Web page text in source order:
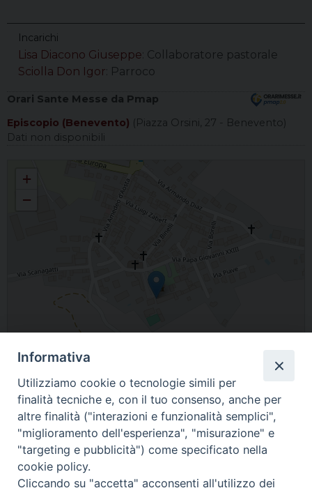
Incarichi
Lisa Diacono Giuseppe : Collaboratore pastorale
Sciolla Don Igor : Parroco
Orari Sante Messe da Pmap
Episcopio (Benevento) (Piazza Orsini, 27 - Benevento)
Dati non disponibili
+
−
Leaflet| Map data ©OpenStreetMapcontributors
Piazza Tommaso Villa, 10, Valfenera, AT, Italia
Informativa
Utilizziamo cookie o tecnologie simili per
finalità tecniche e, con il tuo consenso, anche per
altre finalità ("interazioni e funzionalità semplici",
"miglioramento dell'esperienza", "misurazione" e
"targeting e pubblicità") come specificato nella
cookie policy.
Cliccando su "accetta" acconsenti all'utilizzo dei